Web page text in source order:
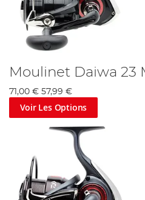
Moulinet Daiwa 23
71,00 € 57,99 €
Voir Les Options